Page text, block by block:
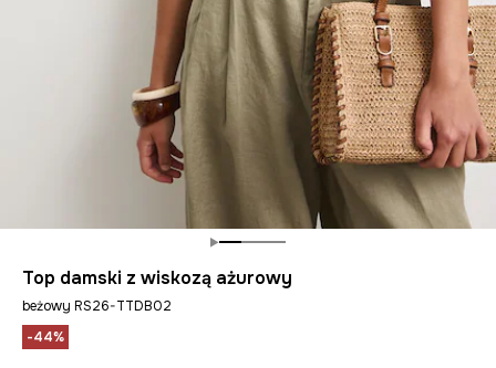
Top damski z wiskozą ażurowy
beżowy RS26-TTDB02
-44%